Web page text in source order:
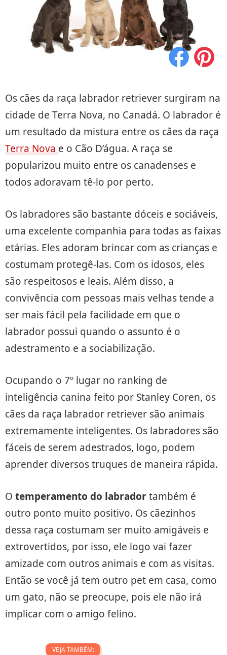
Os cães da raça labrador retriever surgiram na
cidade de Terra Nova, no Canadá. O labrador é
um resultado da mistura entre os cães da raça
Terra Novae o Cão D’água. A raça se
popularizou muito entre os canadenses e
todos adoravam tê-lo por perto.
Os labradores são bastante dóceis e sociáveis,
uma excelente companhia para todas as faixas
etárias. Eles adoram brincar com as crianças e
costumam protegê-las. Com os idosos, eles
são respeitosos e leais. Além disso, a
convivência com pessoas mais velhas tende a
ser mais fácil pela facilidade em que o
labrador possui quando o assunto é o
adestramento e a sociabilização.
Ocupando o 7º lugar no ranking de
inteligência canina feito por Stanley Coren, os
cães da raça labrador retriever são animais
extremamente inteligentes. Os labradores são
fáceis de serem adestrados, logo, podem
aprender diversos truques de maneira rápida.
O temperamento do labradortambém é
outro ponto muito positivo. Os cãezinhos
dessa raça costumam ser muito amigáveis e
extrovertidos, por isso, ele logo vai fazer
amizade com outros animais e com as visitas.
Então se você já tem outro pet em casa, como
um gato, não se preocupe, pois ele não irá
implicar com o amigo felino.
VEJA TAMBÉM: